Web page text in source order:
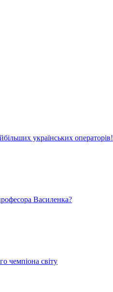
українських операторів!
Василенка?
чемпіона світу